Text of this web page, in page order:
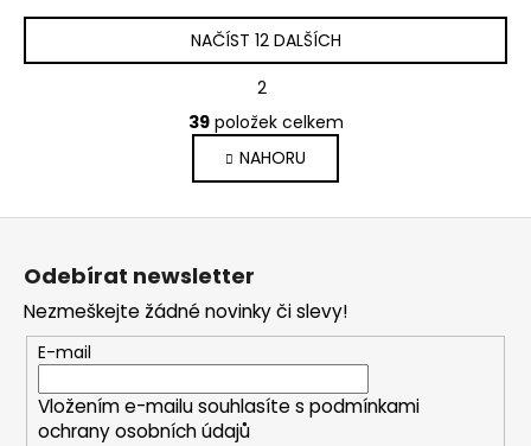
O
v
l
á
d
p
r
v
k
y
NAČÍST 12 DALŠÍCH
S
t
r
á
n
k
2
39položek celkem
NAHORU
Z
Odebírat newsletter
Nezmeškejte žádné novinky či slevy!
E-mail
Vložením e-mailu souhlasíte s podmínkami
ochrany osobních údajů